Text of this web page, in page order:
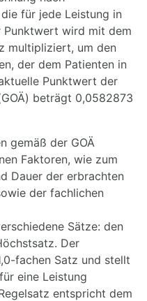
für jede Leistung in
Punktwert wird mit dem
multipliziert, um den
der dem Patienten in
Punktwert der
beträgt 0,0582873
gemäß der GOÄ
Faktoren, wie zum
Dauer der erbrachten
der fachlichen
Sätze: den
Der
fachen Satz und stellt
eine Leistung
entspricht dem